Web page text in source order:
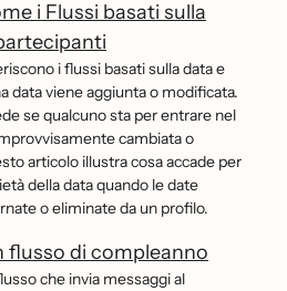
i Flussi basati sulla
i flussi basati sulla data e
data viene aggiunta o modificata.
se qualcuno sta per entrare nel
cambiata o
articolo illustra cosa accade per
della data quando le date
o eliminate da un profilo.
flusso di compleanno
che invia messaggi al